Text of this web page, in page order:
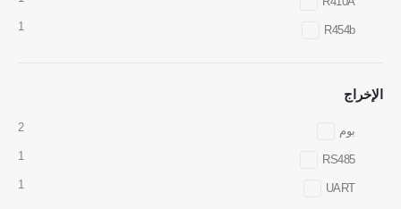
R454b
1
الإخراج
بوم 2
RS485
1
UART
1